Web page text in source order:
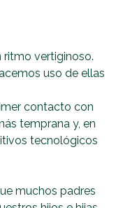
ritmo vertiginoso.
uso de ellas
contacto con
temprana y, en
tecnológicos
muchos padres